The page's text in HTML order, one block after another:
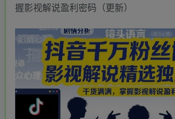
握影视解说盈利密码（更新）